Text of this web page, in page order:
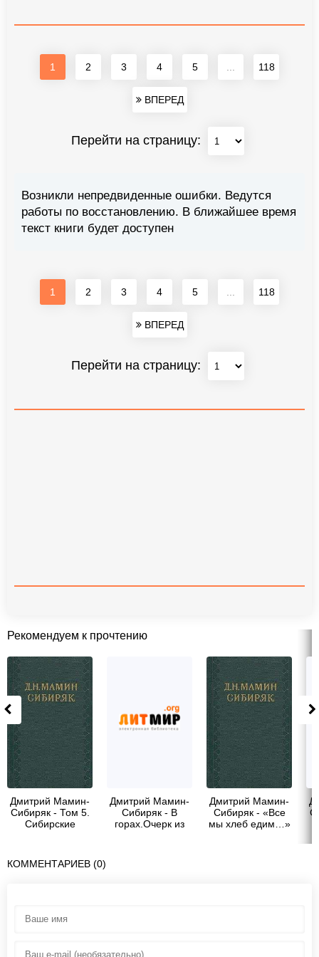
1 2 3 4 5 118
ВПЕРЕД
Перейти на страницу:
Возникли непредвиденные ошибки. Ведутся
работы по восстановлению. В ближайшее время
текст книги будет доступен
1 2 3 4 5 118
ВПЕРЕД
Перейти на страницу:
Рекомендуем к прочтению
Дмитрий Мамин-
Сибиряк - Том 5.
Сибирские
Дмитрий Мамин-
Сибиряк - В
горах.Очерк из
Дмитрий Мамин-
Сибиряк - «Все
мы хлеб едим…»
КОММЕНТАРИЕВ (0)